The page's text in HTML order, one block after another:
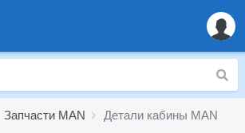
Запчасти MAN Детали кабины MAN